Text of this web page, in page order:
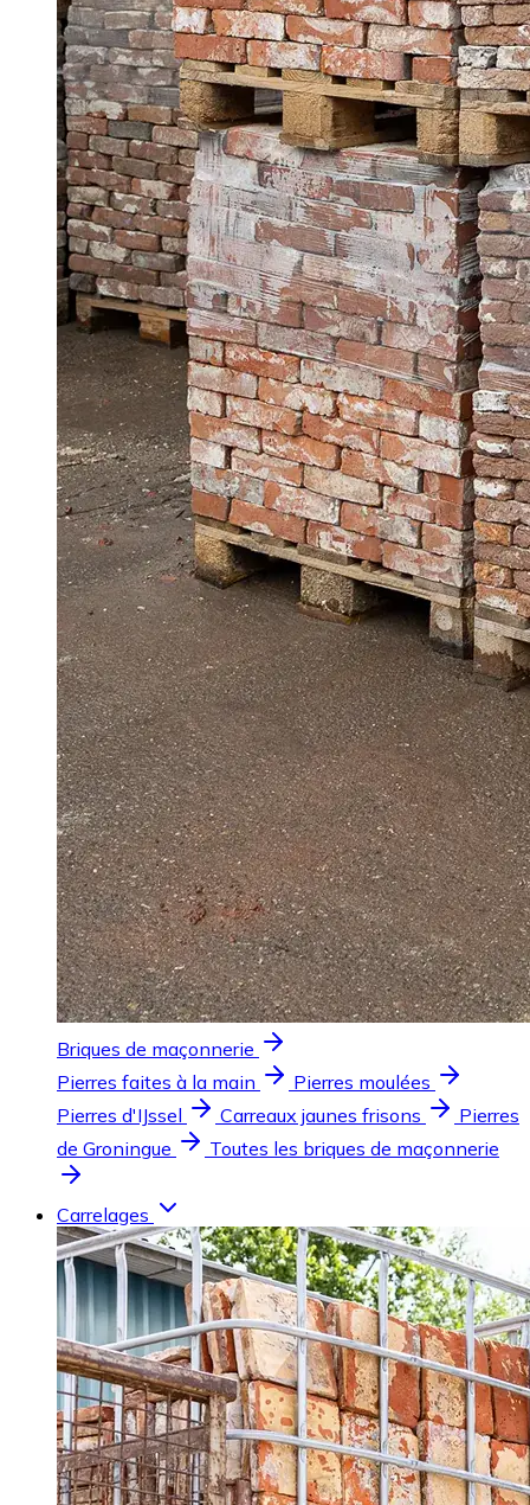
Briques de maçonnerie
Pierres faites à la main
Pierres moulées
Pierres d'IJssel
Carreaux jaunes frisons
Pierres
de Groningue
Toutes les briques de maçonnerie
Carrelages